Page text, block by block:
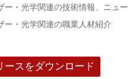
学関連の技術情報、ニュー
光学関連の職業人材紹介
ースをダウンロード